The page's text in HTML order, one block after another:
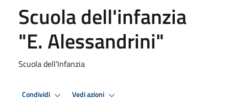
Scuola dell'infanzia
"E. Alessandrini"
Scuola dell'Infanzia
Condividi Vedi azioni